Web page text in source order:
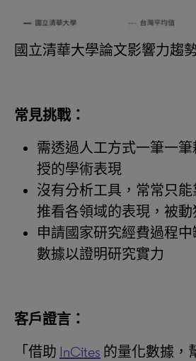
國立清華大學論文影響力趨勢
常見挑戰：
需透過人工方式一筆一
授的學術表現
沒有分析工具，常常只
推看各領域的表現，被
申請國家研究經費過程
數據以證明研究實力
客戶證言：
「借助 InCites 的量化數據，